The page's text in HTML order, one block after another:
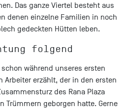
Das ganze Viertel besteht aus
denen einzelne Familien in noch
gedeckten Hütten leben.
folgend
schon während unseres ersten
Arbeiter erzählt, der in den ersten
des Rana Plaza
Trümmern geborgen hatte. Gerne